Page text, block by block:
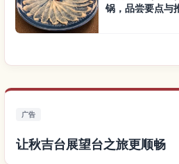
锅，品尝要点与
广告
让秋吉台展望台之旅更顺畅